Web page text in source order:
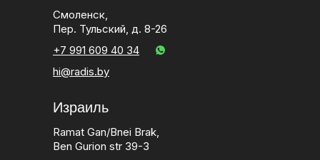
Израиль
Ramat Gan/Bnei Brak,
Ben Gurion str 39-3
Смоленск,
Пер. Тульский, д. 8-26
hi@radis.by
+7 991 609 40 34